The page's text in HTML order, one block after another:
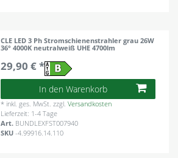
CLE LED 3 Ph Stromschienenstrahler grau 26W
36° 4000K neutralweiß UHE 4700lm
29,90 € *
In den Warenkorb
* inkl. ges. MwSt. zzgl.Versandkosten
Lieferzeit: 1-4 Tage
Art. BUNDLEXFST007940
SKU-4.99916.14.110